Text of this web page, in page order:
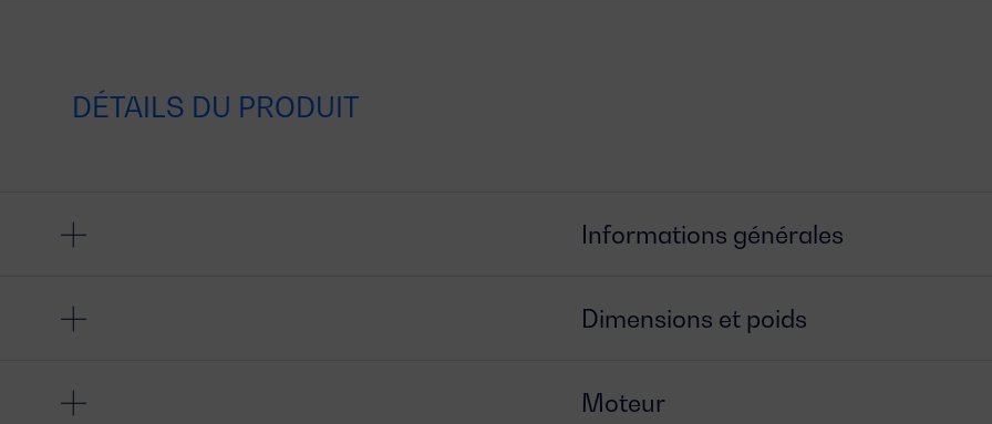
DÉTAILS DU PRODUIT
Informations générales
Dimensions et poids
Moteur